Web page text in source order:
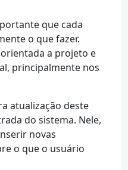
que cada
o que fazer.
a projeto e
principalmente nos
atualização deste
do sistema. Nele,
novas
o que o usuário